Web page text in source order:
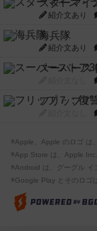
スターマイ
紹介文あり
海兵隊
紹介文あり
スーパース
フリップ７
※Apple、Apple のロゴ は
※App Store は、Apple Inc.
※Android は、グーグル イ
※Google Play とそのロゴ